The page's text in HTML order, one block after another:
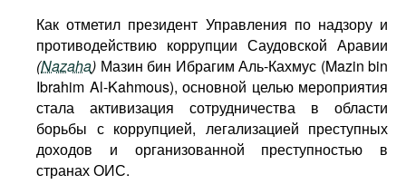
Как отметил президент Управления по надзору и
противодействию коррупции Саудовской Аравии
(Nazaha) Мазин бин Ибрагим Аль-Кахмус (Mazin bin
Ibrahim Al-Kahmous), основной целью мероприятия
стала активизация сотрудничества в области
борьбы с коррупцией, легализацией преступных
доходов и организованной преступностью в
странах ОИС.